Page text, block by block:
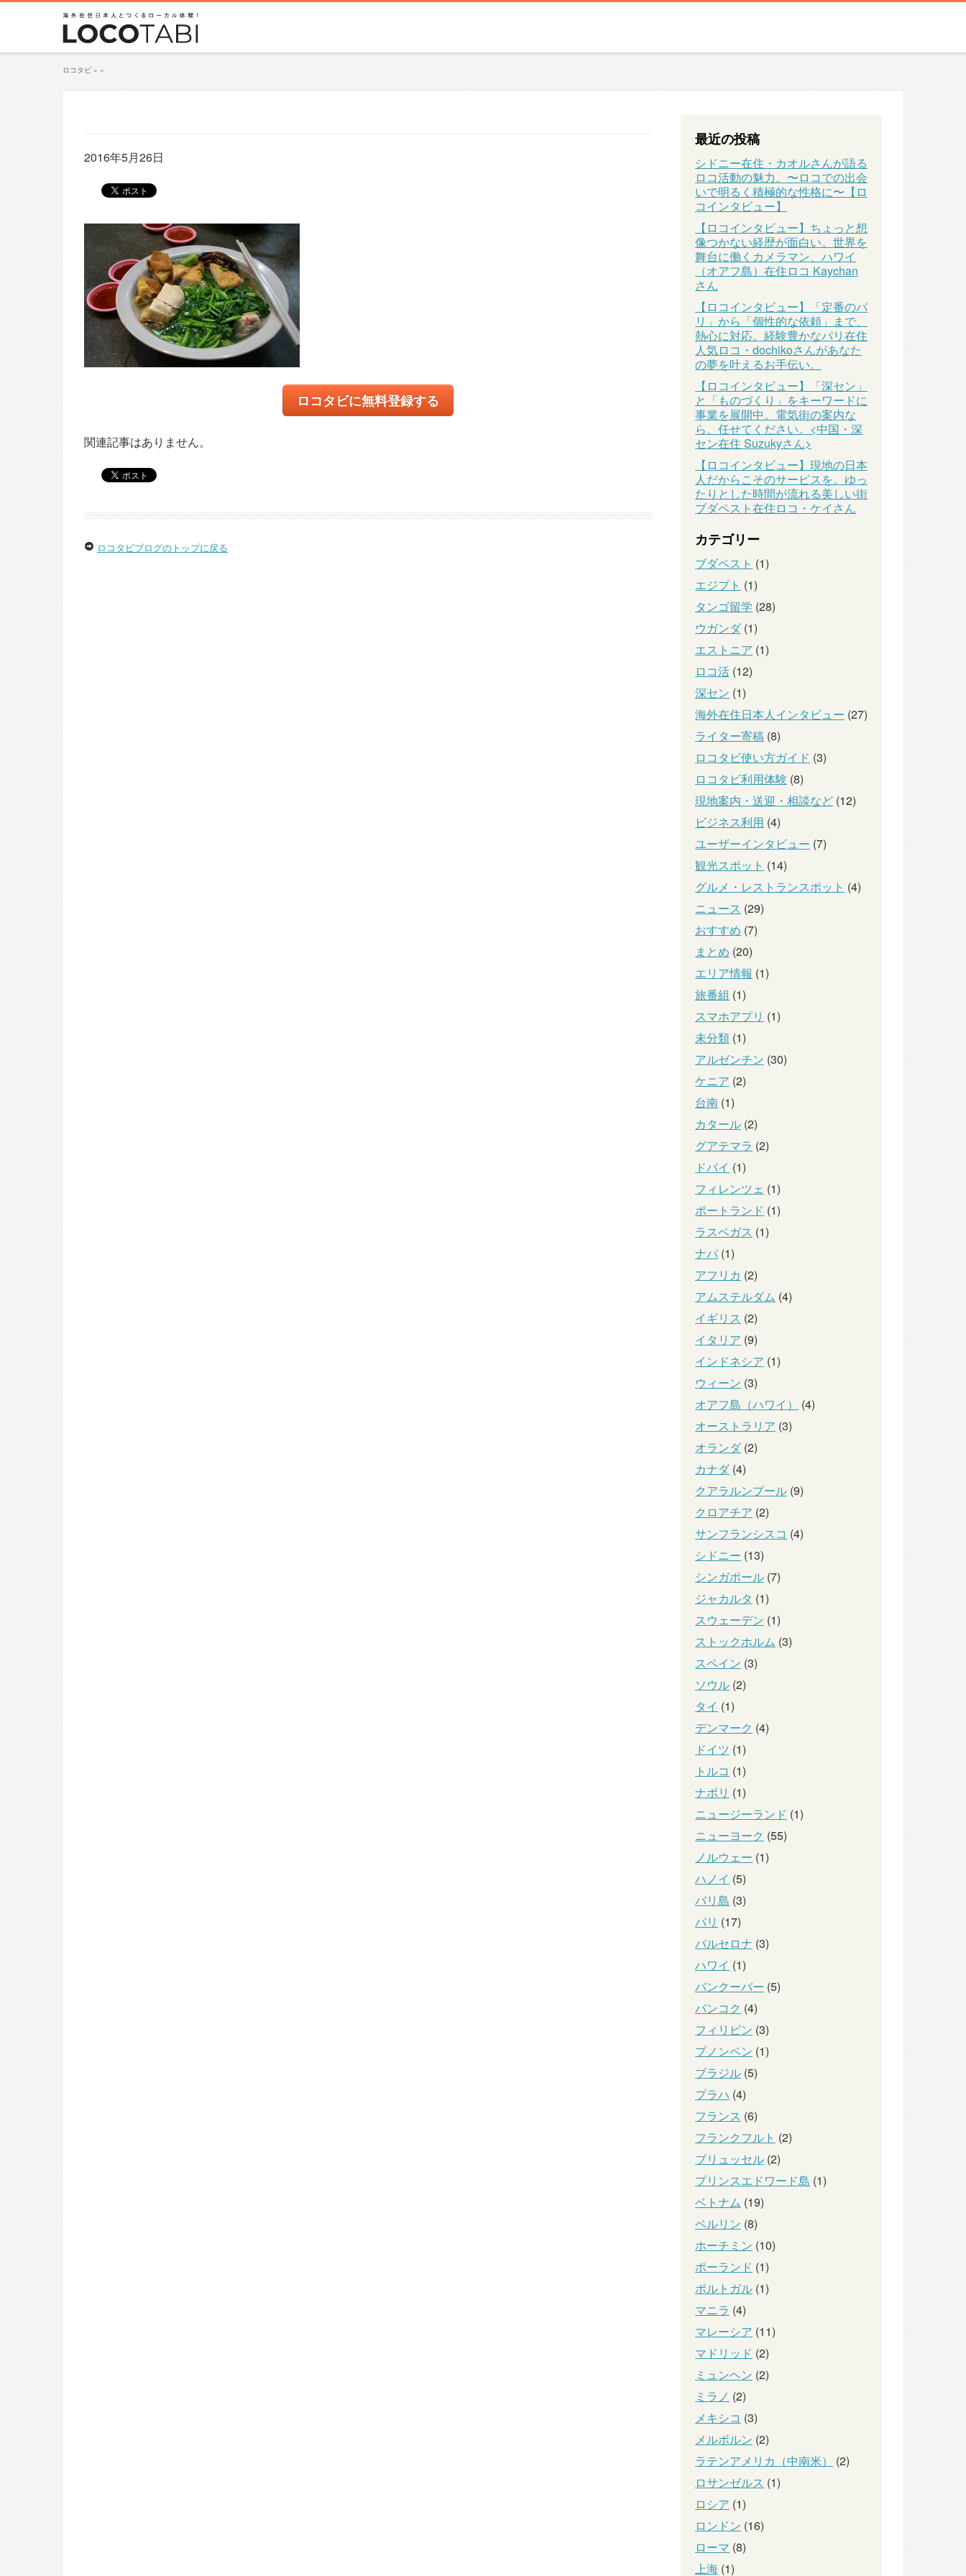
ロコタビ » »
2016年5月26日
ロコタビに無料登録する
関連記事はありません。
ロコタビブログのトップに戻る
最近の投稿
シドニー在住・カオルさんが語る
ロコ活動の魅力。〜ロコでの出会
いで明るく積極的な性格に〜【ロ
コインタビュー】
【ロコインタビュー】ちょっと想
像つかない経歴が面白い。世界を
舞台に働くカメラマン、ハワイ
（オアフ島）在住ロコ Kaychan
さん
【ロコインタビュー】「定番のパ
リ」から「個性的な依頼」まで、
熱心に対応。経験豊かなパリ在住
人気ロコ・dochikoさんがあなた
の夢を叶えるお手伝い。
【ロコインタビュー】「深セン」
と「ものづくり」をキーワードに
事業を展開中。電気街の案内な
ら、任せてください。<中国・深
セン在住 Suzukyさん>
【ロコインタビュー】現地の日本
人だからこそのサービスを。ゆっ
たりとした時間が流れる美しい街
ブダペスト在住ロコ・ケイさん
カテゴリー
ブダペスト (1)
エジプト (1)
タンゴ留学 (28)
ウガンダ(1)
エストニア (1)
ロコ活 (12)
深セン (1)
海外在住日本人インタビュー (27)
ライター寄稿 (8)
ロコタビ使い方ガイド (3)
ロコタビ利用体験 (8)
現地案内・送迎・相談など (12)
ビジネス利用 (4)
ユーザーインタビュー (7)
観光スポット (14)
グルメ・レストランスポット (4)
ニュース (29)
おすすめ (7)
まとめ (20)
エリア情報 (1)
旅番組 (1)
スマホアプリ (1)
未分類 (1)
アルゼンチン (30)
ケニア (2)
台南 (1)
カタール (2)
グアテマラ (2)
ドバイ (1)
フィレンツェ (1)
ポートランド (1)
ラスベガス (1)
ナパ (1)
アフリカ (2)
アムステルダム (4)
イギリス (2)
イタリア (9)
インドネシア (1)
ウィーン (3)
オアフ島（ハワイ）
(4)
オーストラリア (3)
オランダ(2)
カナダ(4)
クアラルンプール (9)
クロアチア (2)
サンフランシスコ (4)
シドニー (13)
シンガポール (7)
ジャカルタ (1)
スウェーデン (1)
ストックホルム (3)
スペイン (3)
ソウル (2)
タイ (1)
デンマーク (4)
ドイツ (1)
トルコ (1)
ナポリ (1)
ニュージーランド (1)
ニューヨーク (55)
ノルウェー (1)
ハノイ (5)
バリ島 (3)
パリ (17)
バルセロナ (3)
ハワイ (1)
バンクーバー (5)
バンコク (4)
フィリピン (3)
プノンペン (1)
ブラジル (5)
プラハ (4)
フランス (6)
フランクフルト (2)
ブリュッセル (2)
プリンスエドワード島 (1)
ベトナム (19)
ベルリン (8)
ホーチミン (10)
ポーランド (1)
ポルトガル (1)
マニラ (4)
マレーシア (11)
マドリッド (2)
ミュンヘン (2)
ミラノ (2)
メキシコ (3)
メルボルン (2)
ラテンアメリカ（中南米）
(2)
ロサンゼルス (1)
ロシア (1)
ロンドン (16)
ローマ (8)
上海 (1)